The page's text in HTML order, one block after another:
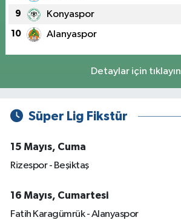
9 Konyaspor
10 Alanyaspor
Detaylar için tıklayın
Süper Lig Fikstür
15 Mayıs, Cuma
Rizespor - Beşiktaş
16 Mayıs, Cumartesi
Fatih Karagümrük - Alanyaspor